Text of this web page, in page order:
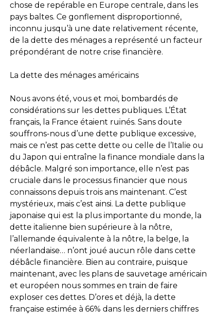
chose de repérable en Europe centrale, dans les
pays baltes. Ce gonflement disproportionné,
inconnu jusqu’à une date relativement récente,
de la dette des ménages a représenté un facteur
prépondérant de notre crise financière.
La dette des ménages américains
Nous avons été, vous et moi, bombardés de
considérations sur les dettes publiques. L’État
français, la France étaient ruinés. Sans doute
souffrons-nous d’une dette publique excessive,
mais ce n’est pas cette dette ou celle de l’Italie ou
du Japon qui entraîne la finance mondiale dans la
débâcle. Malgré son importance, elle n’est pas
cruciale dans le processus financier que nous
connaissons depuis trois ans maintenant. C’est
mystérieux, mais c’est ainsi. La dette publique
japonaise qui est la plus importante du monde, la
dette italienne bien supérieure à la nôtre,
l’allemande équivalente à la nôtre, la belge, la
néerlandaise… n’ont joué aucun rôle dans cette
débâcle financière. Bien au contraire, puisque
maintenant, avec les plans de sauvetage américain
et européen nous sommes en train de faire
exploser ces dettes. D’ores et déjà, la dette
française estimée à 66% dans les derniers chiffres